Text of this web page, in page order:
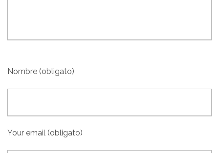
Nombre (obligato)
Your email (obligato)